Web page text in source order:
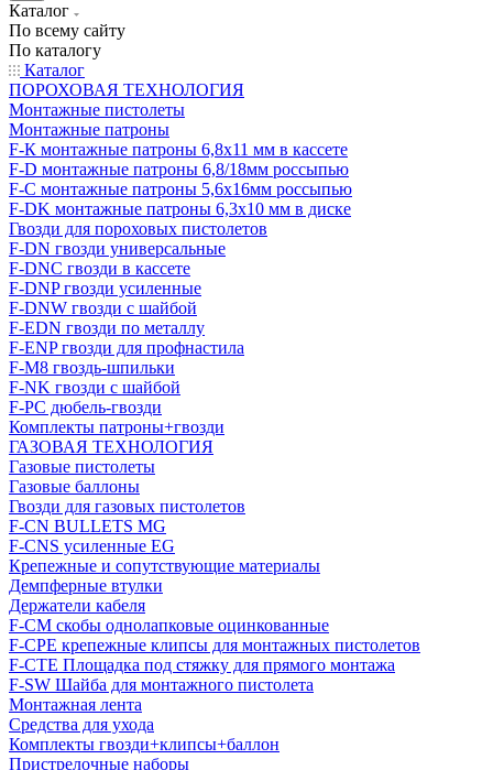
Каталог
По всему сайту
По каталогу
Каталог
ПОРОХОВАЯ ТЕХНОЛОГИЯ
Монтажные пистолеты
Монтажные патроны
F-К монтажные патроны 6,8х11 мм в кассете
F-D монтажные патроны 6,8/18мм россыпью
F-C монтажные патроны 5,6х16мм россыпью
F-DK монтажные патроны 6,3х10 мм в диске
Гвозди для пороховых пистолетов
F-DN гвозди универсальные
F-DNC гвозди в кассете
F-DNP гвозди усиленные
F-DNW гвозди с шайбой
F-EDN гвозди по металлу
F-ENP гвозди для профнастила
F-M8 гвоздь-шпильки
F-NK гвозди с шайбой
F-PC дюбель-гвозди
Комплекты патроны+гвозди
ГАЗОВАЯ ТЕХНОЛОГИЯ
Газовые пистолеты
Газовые баллоны
Гвозди для газовых пистолетов
F-CN BULLETS MG
F-CNS усиленные EG
Крепежные и сопутствующие материалы
Демпферные втулки
Держатели кабеля
F-CM скобы однолапковые оцинкованные
F-CPE крепежные клипсы для монтажных пистолетов
F-CTE Площадка под стяжку для прямого монтажа
F-SW Шайба для монтажного пистолета
Монтажная лента
Средства для ухода
Комплекты гвозди+клипсы+баллон
Пристрелочные наборы